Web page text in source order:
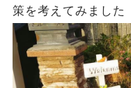
策を考えてみました